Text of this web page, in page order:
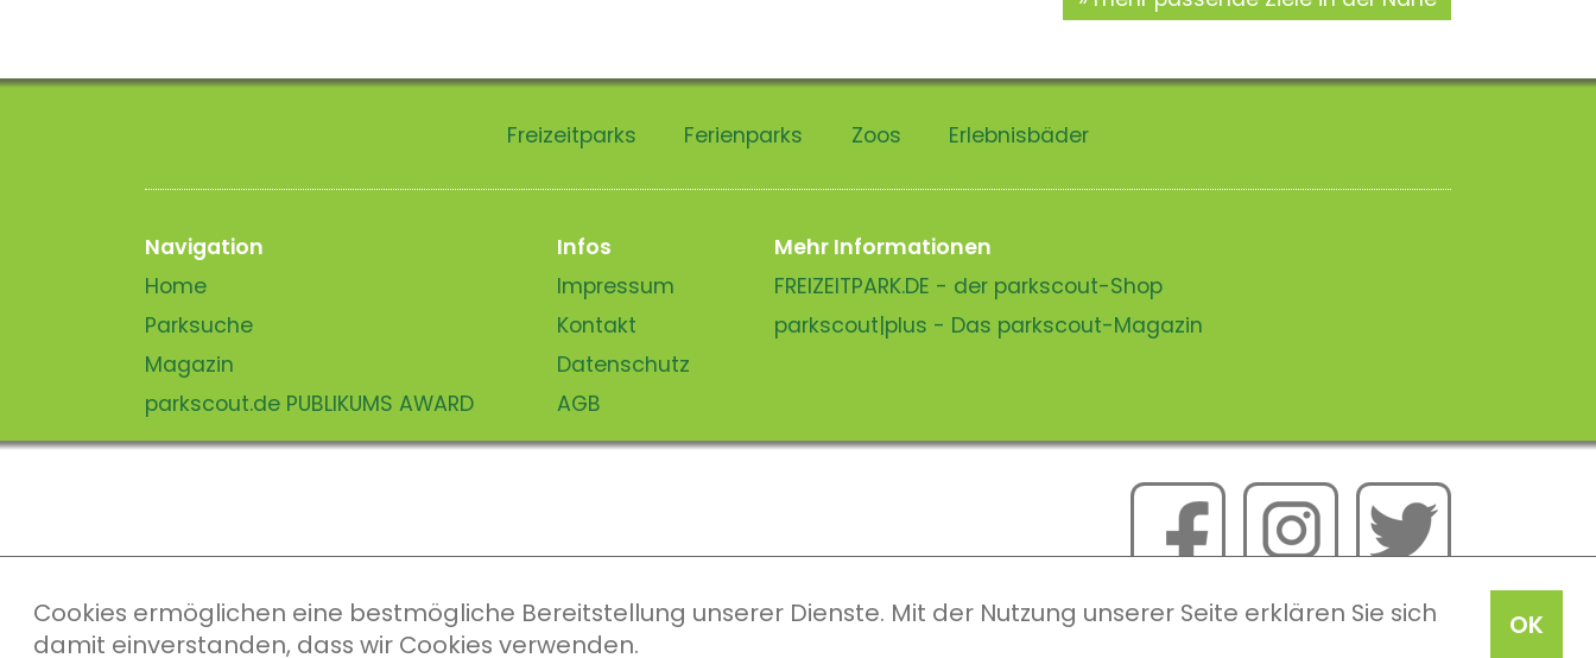
OK
Cookies ermöglichen eine bestmögliche Bereitstellung unserer Dienste. Mit der Nutzung unserer Seite erklären Sie sich
damit einverstanden, dass wir Cookies verwenden.
Freizeitparks Ferienparks Zoos Erlebnisbäder
Navigation
Home
Parksuche
Magazin
parkscout.de PUBLIKUMS AWARD
Infos
Impressum
Kontakt
Datenschutz
AGB
Mehr Informationen
FREIZEITPARK.DE - der parkscout-Shop
parkscout|plus - Das parkscout-Magazin